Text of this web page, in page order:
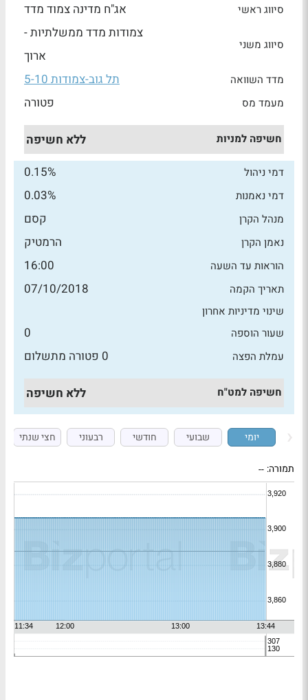
סיווג ראשי אג"ח מדינה צמוד מדד
סיווג משני
צמודות מדד ממשלתיות -
ארוך
מדד השוואה תל גוב-צמודות 5-10
מעמד מס פטורה
חשיפה למניות ללא חשיפה
דמי ניהול 0.15%
דמי נאמנות 0.03%
מנהל הקרן קסם
נאמן הקרן הרמטיק
הוראות עד השעה 16:00
תאריך הקמה 07/10/2018
שינוי מדיניות אחרון
שעור הוספה
0
עמלת הפצה 0 פטורה מתשלום
חשיפה למט"ח ללא חשיפה
יומי שבועי חודשי רבעוני חצי שנתי
תמורה: --